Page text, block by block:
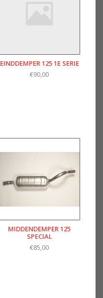
EINDDEMPER 125 1E SERIE
€90,00
MIDDENDEMPER 125
SPECIAL
€85,00